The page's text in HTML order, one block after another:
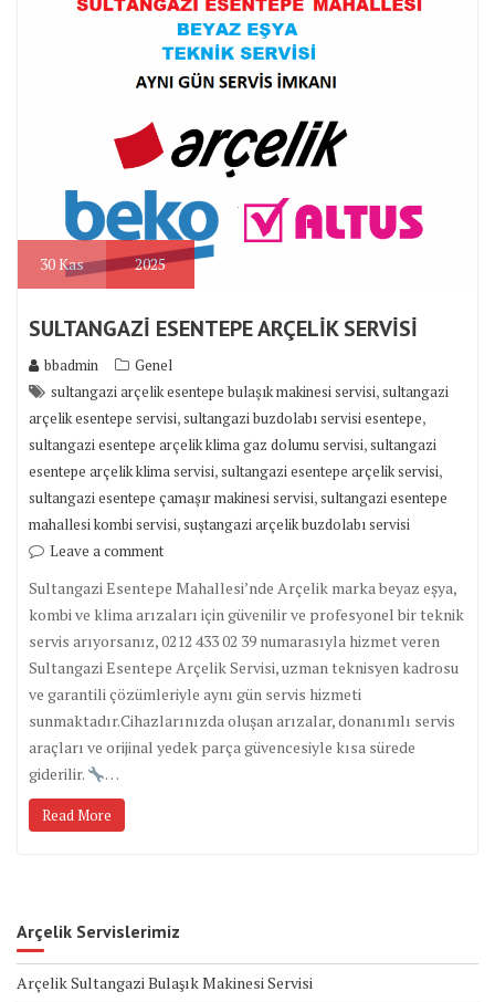
30Kas 2025
SULTANGAZİ ESENTEPE ARÇELİK SERVİSİ
bbadmin
Genel
sultangazi arçelik esentepe bulaşık makinesi servisi,sultangazi
arçelik esentepe servisi,sultangazi buzdolabı servisi esentepe,
sultangazi esentepe arçelik klima gaz dolumu servisi,sultangazi
esentepe arçelik klima servisi,sultangazi esentepe arçelik servisi,
sultangazi esentepe çamaşır makinesi servisi,sultangazi esentepe
mahallesi kombi servisi,suştangazi arçelik buzdolabı servisi
Leave a comment
Sultangazi Esentepe Mahallesi’nde Arçelik marka beyaz eşya,
kombi ve klima arızaları için güvenilir ve profesyonel bir teknik
servis arıyorsanız, 0212 433 02 39 numarasıyla hizmet veren
Sultangazi Esentepe Arçelik Servisi, uzman teknisyen kadrosu
ve garantili çözümleriyle aynı gün servis hizmeti
sunmaktadır.Cihazlarınızda oluşan arızalar, donanımlı servis
araçları ve orijinal yedek parça güvencesiyle kısa sürede
giderilir.
…
Read More
Arçelik Servislerimiz
Arçelik Sultangazi Bulaşık Makinesi Servisi